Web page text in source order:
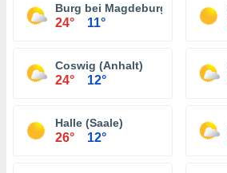
Burg bei Magdeburg
24° 11°
Coswig (Anhalt)
24° 12°
Halle (Saale)
26° 12°